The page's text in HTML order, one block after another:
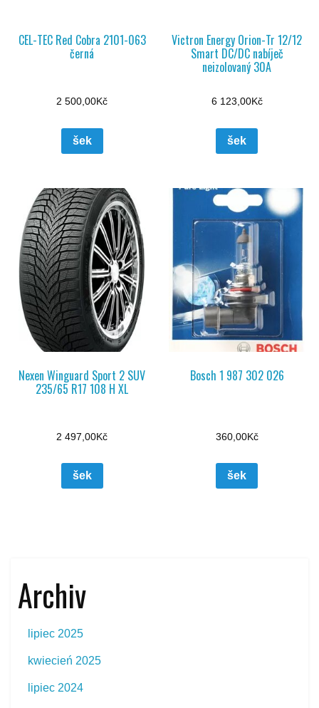
CEL-TEC Red Cobra 2101-063
černá
2 500,00Kč
šek
Victron Energy Orion-Tr 12/12
Smart DC/DC nabíječ
neizolovaný 30A
6 123,00Kč
šek
Nexen Winguard Sport 2 SUV
235/65 R17 108 H XL
2 497,00Kč
šek
Bosch 1 987 302 026
360,00Kč
šek
Archiv
lipiec 2025
kwiecień 2025
lipiec 2024